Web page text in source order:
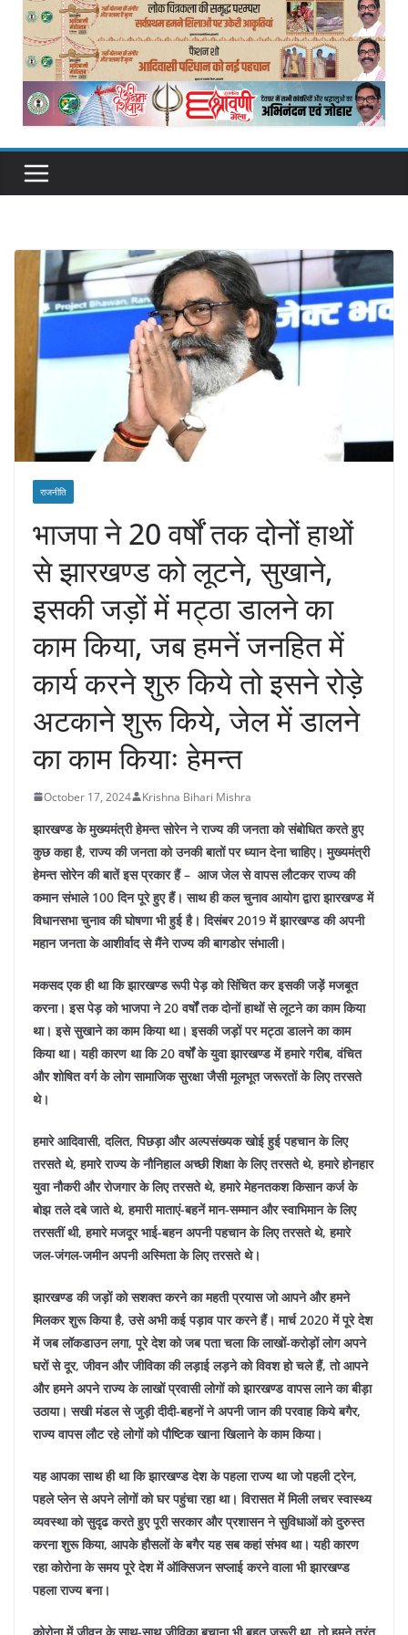
राजनीति
भाजपा ने 20 वर्षों तक दोनों हाथों
से झारखण्ड को लूटने, सुखाने,
इसकी जड़ों में मट्ठा डालने का
काम किया, जब हमनें जनहित में
कार्य करने शुरु किये तो इसने रोड़े
अटकाने शुरू किये, जेल में डालने
का काम कियाः हेमन्त
October 17, 2024 Krishna Bihari Mishra
झारखण्ड के मुख्यमंत्री हेमन्त सोरेन ने राज्य की जनता को संबोधित करते हुए
कुछ कहा है, राज्य की जनता को उनकी बातों पर ध्यान देना चाहिए। मुख्यमंत्री
हेमन्त सोरेन की बातें इस प्रकार हैं – आज जेल से वापस लौटकर राज्य की
कमान संभाले 100 दिन पूरे हुए हैं। साथ ही कल चुनाव आयोग द्वारा झारखण्ड में
विधानसभा चुनाव की घोषणा भी हुई है। दिसंबर 2019 में झारखण्ड की अपनी
महान जनता के आशीर्वाद से मैंने राज्य की बागडोर संभाली।
मकसद एक ही था कि झारखण्ड रूपी पेड़ को सिंचित कर इसकी जड़ें मजबूत
करना। इस पेड़ को भाजपा ने 20 वर्षों तक दोनों हाथों से लूटने का काम किया
था। इसे सुखाने का काम किया था। इसकी जड़ों पर मट्ठा डालने का काम
किया था।यही कारण था कि 20 वर्षों के युवा झारखण्ड में हमारे गरीब, वंचित
और शोषित वर्ग के लोग सामाजिक सुरक्षा जैसी मूलभूत जरूरतों के लिए तरसते
थे।
हमारे आदिवासी, दलित, पिछड़ा और अल्पसंख्यक खोई हुई पहचान के लिए
तरसते थे, हमारे राज्य के नौनिहाल अच्छी शिक्षा के लिए तरसते थे, हमारे होनहार
युवा नौकरी और रोजगार के लिए तरसते थे, हमारे मेहनतकश किसान कर्ज के
बोझ तले दबे जाते थे, हमारी माताएं-बहनें मान-सम्मान और स्वाभिमान के लिए
तरसतीं थी, हमारे मजदूर भाई-बहन अपनी पहचान के लिए तरसते थे, हमारे
जल-जंगल-जमीन अपनी अस्मिता के लिए तरसते थे।
झारखण्ड की जड़ों को सशक्त करने का महती प्रयास जो आपने और हमने
मिलकर शुरू किया है, उसे अभी कई पड़ाव पार करने हैं। मार्च 2020 में पूरे देश
में जब लॉकडाउन लगा, पूरे देश को जब पता चला कि लाखों-करोड़ों लोग अपने
घरों से दूर, जीवन और जीविका की लड़ाई लड़ने को विवश हो चले हैं, तो आपने
और हमने अपने राज्य के लाखों प्रवासी लोगों को झारखण्ड वापस लाने का बीड़ा
उठाया। सखी मंडल से जुड़ी दीदी-बहनों ने अपनी जान की परवाह किये बगैर,
राज्य वापस लौट रहे लोगों को पौष्टिक खाना खिलाने के काम किया।
यह आपका साथ ही था कि झारखण्ड देश के पहला राज्य था जो पहली ट्रेन,
पहले प्लेन से अपने लोगों को घर पहुंचा रहा था। विरासत में मिली लचर स्वास्थ्य
व्यवस्था को सुदृढ करते हुए पूरी सरकार और प्रशासन ने सुविधाओं को दुरुस्त
करना शुरू किया, आपके हौसलों के बगैर यह सब कहां संभव था। यही कारण
रहा कोरोना के समय पूरे देश में ऑक्सिजन सप्लाई करने वाला भी झारखण्ड
पहला राज्य बना।
कोरोना में जीवन के साथ-साथ जीविका बचाना भी बहुत जरूरी था, तो हमने तुरंत